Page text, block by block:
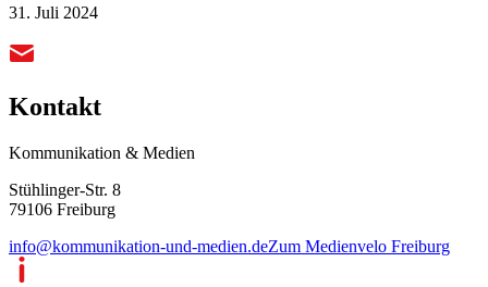
31. Juli 2024
Kontakt
Kommunikation & Medien
Stühlinger-Str. 8
79106 Freiburg
info@kommunikation-und-medien.deZum Medienvelo Freiburg